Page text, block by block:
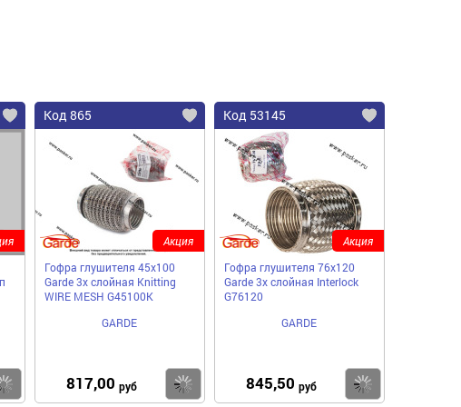
Купить
Код 865
Гофра глушителя 45x100
Garde 3х слойная Knitting
WIRE MESH G45100K
GARDE
817,00 руб Купить
Акция
Код 53145
Гофра глушителя 76x120
Garde 3х слойная Interloсk
G76120
GARDE
845,50 руб
Акция